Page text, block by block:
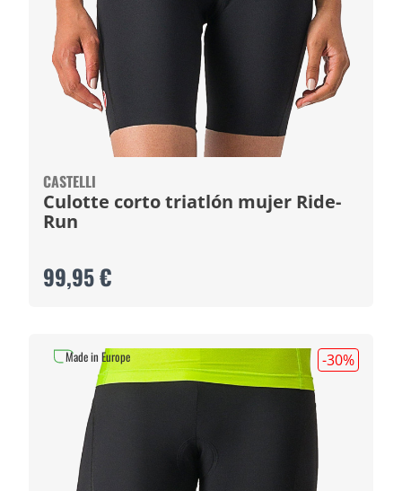
CASTELLI
Culotte corto triatlón mujer Ride-
Run
99,95 €
-30%
Made in Europe